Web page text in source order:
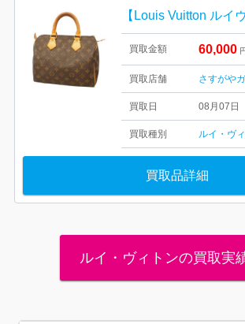
買取金額 60,000
買取店舗 さすがや
買取日 08月07日
買取種別 ルイ・ヴ
買取品詳細
ルイ・ヴィトンの買取実